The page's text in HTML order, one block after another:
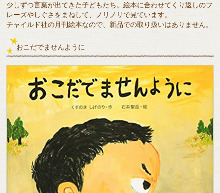
少しずつ言葉が出てきた子どもたち。絵本に合わせてくり返しのフ
レーズやしぐさをまねして、ノリノリで見ています。
チャイルド社の月刊絵本なので、新品での取り扱いはありません。
おこだでませんように